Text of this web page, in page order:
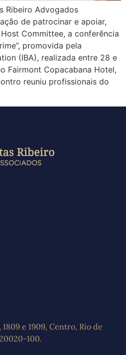
Ribeiro Advogados
de patrocinar e apoiar,
Committee, a conferência
promovida pela
(IBA), realizada entre 28 e
Fairmont Copacabana Hotel,
reuniu profissionais do
e 1909, Centro, Rio de
100.